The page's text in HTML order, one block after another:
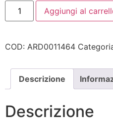
Aggiungi al
COD: ARD0011464
Descrizione
Descrizione